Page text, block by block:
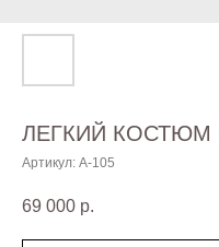
ЛЕГКИЙ КОСТЮМ
Артикул: А-105
69 000 р.